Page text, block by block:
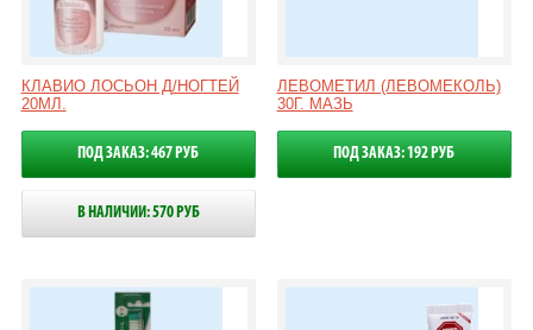
КЛАВИО ЛОСЬОН Д/НОГТЕЙ
20МЛ.
ПОД ЗАКАЗ: 467 РУБ
В НАЛИЧИИ: 570 РУБ
ЛЕВОМЕТИЛ (ЛЕВОМЕКОЛЬ)
30Г. МАЗЬ
ПОД ЗАКАЗ: 192 РУБ